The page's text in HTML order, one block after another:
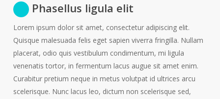
Phasellus ligula elit
Lorem ipsum dolor sit amet, consectetur adipiscing elit.
Quisque malesuada felis eget sapien viverra fringilla. Nullam
placerat, odio quis vestibulum condimentum, mi ligula
venenatis tortor, in fermentum lacus augue sit amet enim.
Curabitur pretium neque in metus volutpat id ultrices arcu
scelerisque. Nunc lacus leo, dictum non scelerisque sed,